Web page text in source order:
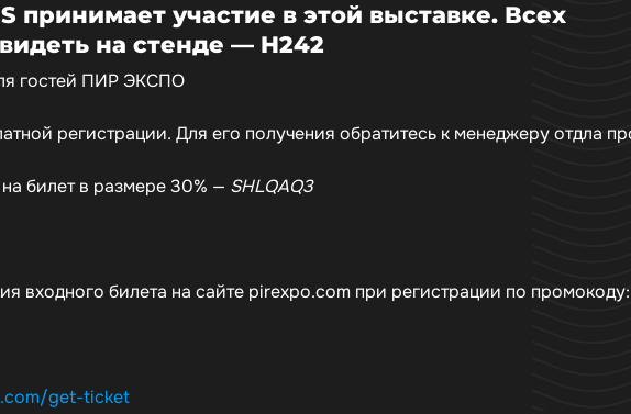
принимает участие в этой выставке. Всех
на стенде — H242
гостей ПИР ЭКСПО
регистрации. Для его получения обратитесь к менеджеру отдла
билет в размере 30% — SHLQAQ3
входного билета на сайте pirexpo.com при регистрации по промокоду:
get-ticket